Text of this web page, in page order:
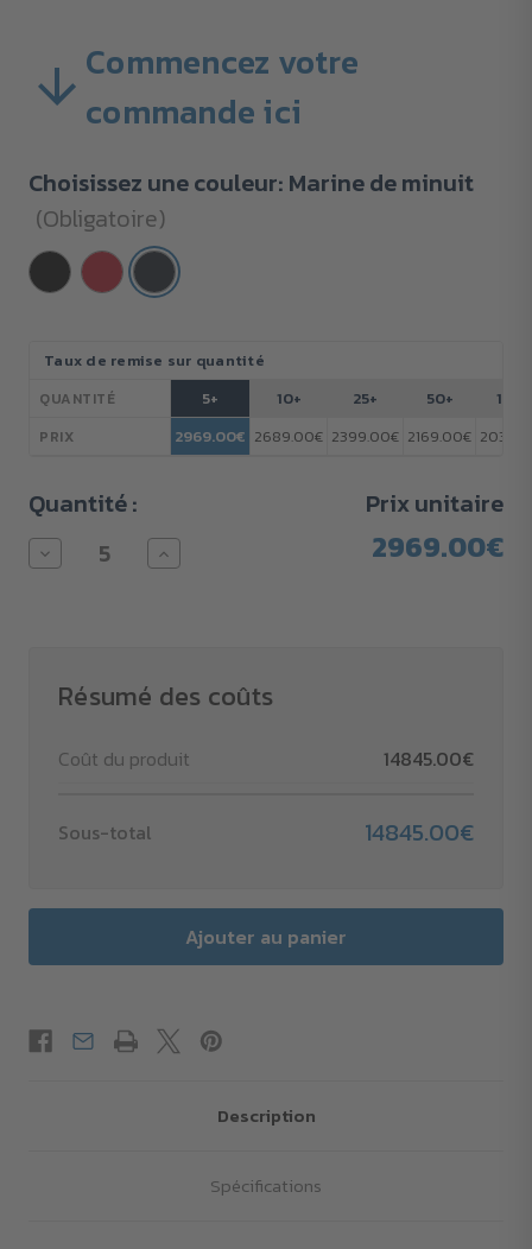
Commencez votre
commande ici
Choisissez une couleur: Marine de minuit
(Obligatoire)
Stock
actuel :
Taux de remise sur quantité
QUANTITÉ
PRIX
5+
2969.00€
10+
2689.00€
25+
2399.00€
50+
2169.00€
100+
Quantité :
Diminuer
la
Retrend
GRS
Augmenter
la
Retrend
GRS
l
Prix unitaire
2969.00€
Résumé des coûts
Coût du produit 14845.00€
Sous-total 14845.00€
Description
Spécifications